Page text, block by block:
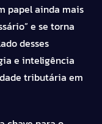
papel ainda mais
e se torna
desses
e inteligência
tributária em